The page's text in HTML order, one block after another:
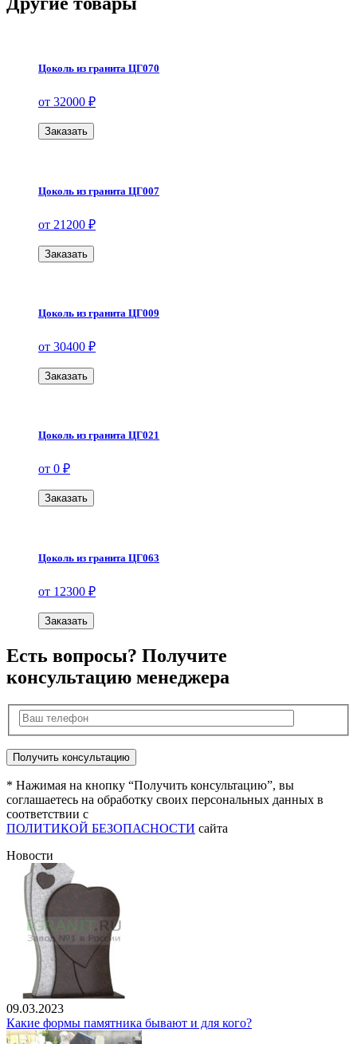
Цоколь из гранита ЦГ070
от 32000 ₽
Заказать
Цоколь из гранита ЦГ007
от 21200 ₽
Заказать
Цоколь из гранита ЦГ009
от 30400 ₽
Заказать
Цоколь из гранита ЦГ021
от 0 ₽
Заказать
Цоколь из гранита ЦГ063
от 12300 ₽
Заказать
Есть вопросы? Получите
консультацию менеджера
* Нажимая на кнопку “Получить консультацию”, вы
соглашаетесь на обработку своих персональных данных в
соответствии с
ПОЛИТИКОЙ БЕЗОПАСНОСТИ сайта
Новости
09.03.2023
Какие формы памятника бывают и для кого?